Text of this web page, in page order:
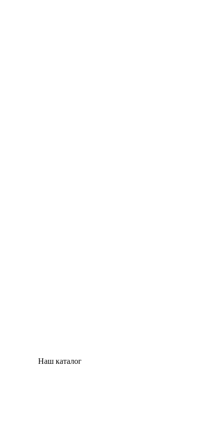
Наш каталог